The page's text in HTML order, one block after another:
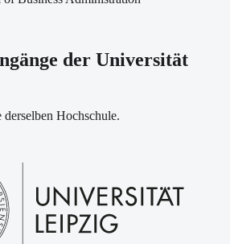
der Universität
Hochschule.